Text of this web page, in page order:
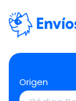
Origen